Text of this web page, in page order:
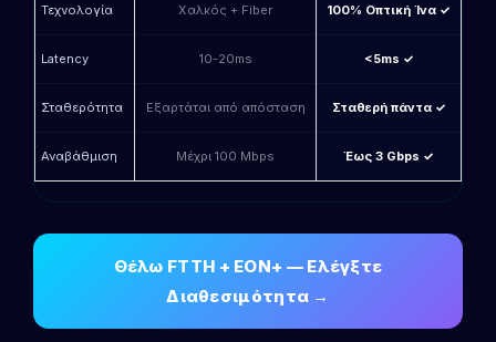
Τεχνολογία Χαλκός + Fiber 100% Οπτική Ίνα ✓
Latency 10-20ms <5ms ✓
Σταθερότητα Εξαρτάται από απόσταση Σταθερή πάντα ✓
Αναβάθμιση Μέχρι 100 Mbps Έως 3 Gbps ✓
Θέλω FTTH + EON+ — Ελέγξτε
Διαθεσιμότητα →